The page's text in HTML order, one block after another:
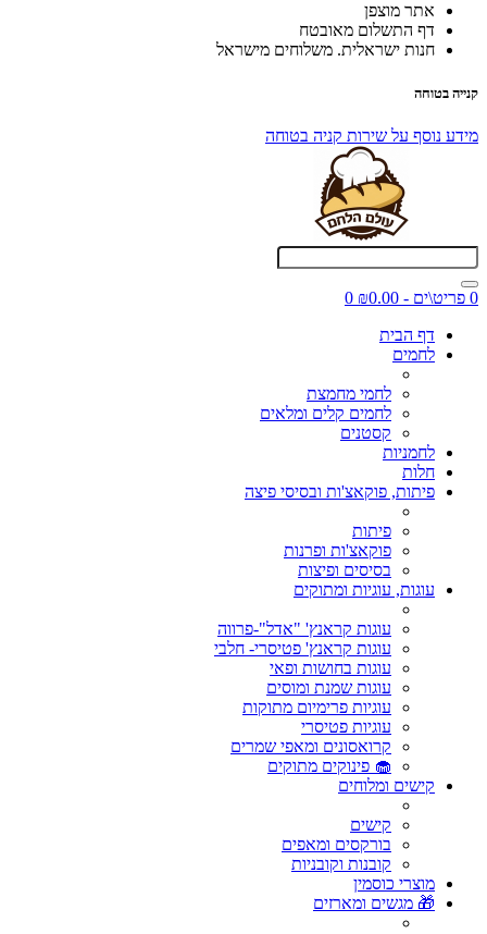
אתר מוצפן
דף התשלום מאובטח
חנות ישראלית. משלוחים מישראל
קנייה בטוחה
מידע נוסף על שירות קניה בטוחה
0 פריט\ים - ₪0.00
0
דף הבית
לחמים
לחמי מחמצת
לחמים קלים ומלאים
קסטנים
לחמניות
חלות
פיתות, פוקאצ'ות ובסיסי פיצה
פיתות
פוקאצ'ות ופרנות
בסיסים ופיצות
עוגות, עוגיות ומתוקים
עוגות קראנץ' "אדל"-פרווה
עוגות קראנץ' פטיסרי- חלבי
עוגות בחושות ופאי
עוגות שמנת ומוסים
עוגיות פרימיום מתוקות
עוגיות פטיסרי
קרואסונים ומאפי שמרים
🧁 פינוקים מתוקים
קישים ומלוחים
קישים
בורקסים ומאפים
קובנות וקובניות
מוצרי כוסמין
🎁 מגשים ומארזים